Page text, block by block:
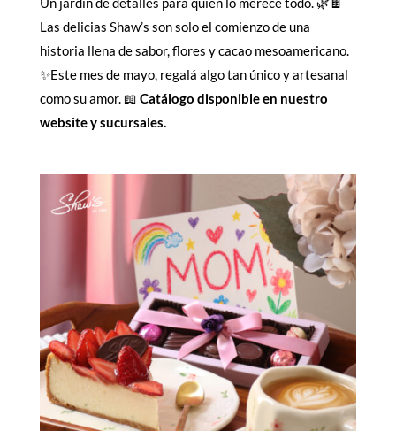
Las delicias Shaw’s son solo el comienzo de una
historia llena de sabor, flores y cacao mesoamericano.
✨Este mes de mayo, regalá algo tan único y artesanal
como su amor. 📖 Catálogo disponible en nuestro
website y sucursales.